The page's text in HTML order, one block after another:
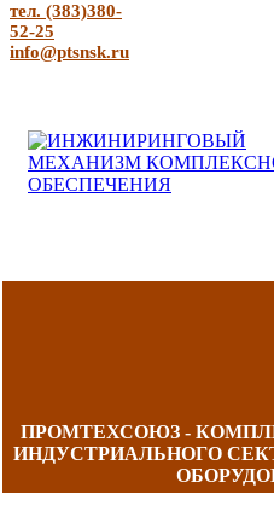
тел. (383)380-
52-25
info@ptsnsk.ru
ПРОМТЕХСОЮЗ -
ИНДУСТРИАЛЬНОГО